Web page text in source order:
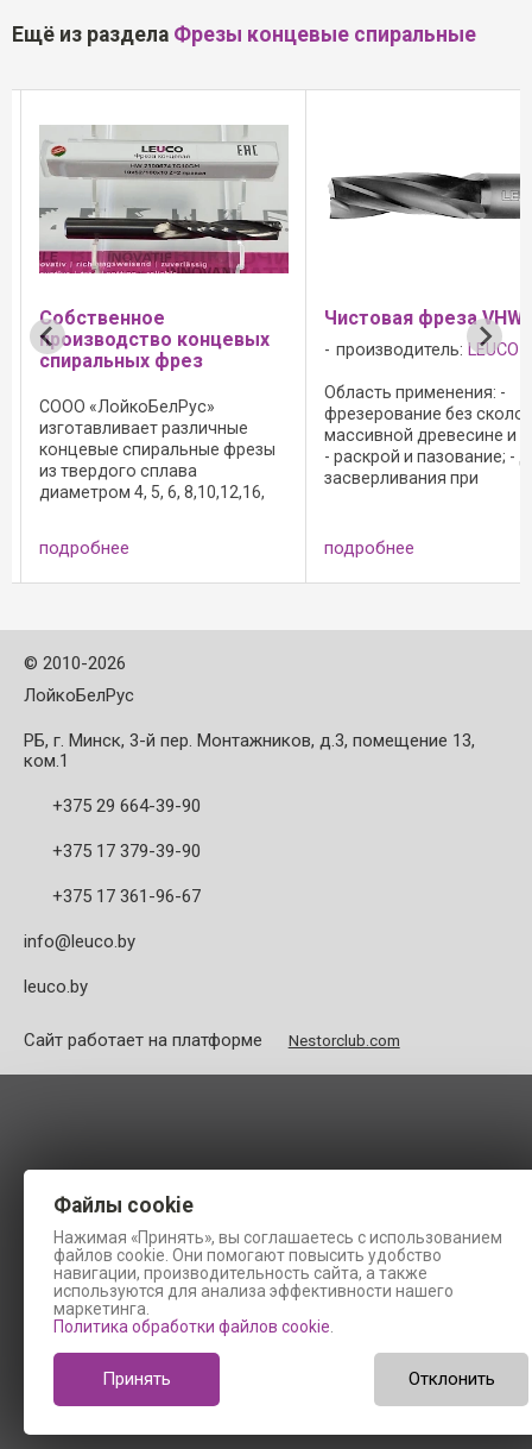
Ещё из раздела Фрезы концевые спиральные
фрезы
Чистовая фреза VHW
производитель:LEUCO
фрезерование без сколов в
массивной древесине и МДФ;
- раскрой и пазование; - для
засверливания при
одновременной подаче по
Исполнение: - положительное
кручение спирали для хорошо
зажатых заготовок с ...
подробнее
Чистовая
VHW
Область
фрезерные
чистовой
массивной
фрезерования
при
подробнее
© 2010-2026
ЛойкоБелРус
РБ, г. Минск, 3-й пер. Монтажников, д.3, помещение 13,
ком.1
+375 29 664-39-90
+375 17 379-39-90
+375 17 361-96-67
info@leuco.by
leuco.by
Сайт работает на платформе Nestorclub.com
Файлы cookie
Нажимая «Принять», вы соглашаетесь с использованием
файлов cookie. Они помогают повысить удобство
навигации, производительность сайта, а также
используются для анализа эффективности нашего
маркетинга.
Политика обработки файлов cookie
Принять Отклонить